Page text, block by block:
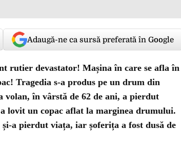
Adaugă-ne ca sursă preferată în Google
rutier devastator! Mașina în care se afla în
Tragedia s-a produs pe un drum din
în vârstă de 62 de ani, a pierdut
lovit un copac aflat la marginea drumului.
a pierdut viața, iar șoferița a fost dusă de